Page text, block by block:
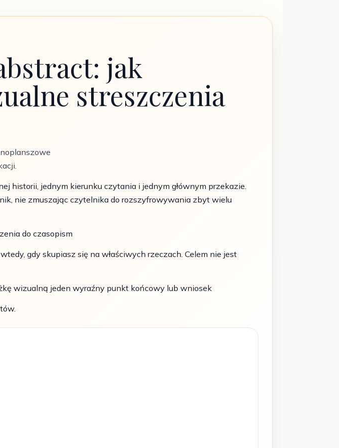
jak
streszczenia
historii, jednym kierunku czytania i jednym głównym przekazie.
nie zmuszając czytelnika do rozszyfrowywania zbyt wielu
do czasopism
gdy skupiasz się na właściwych rzeczach. Celem nie jest
wizualną jeden wyraźny punkt końcowy lub wniosek